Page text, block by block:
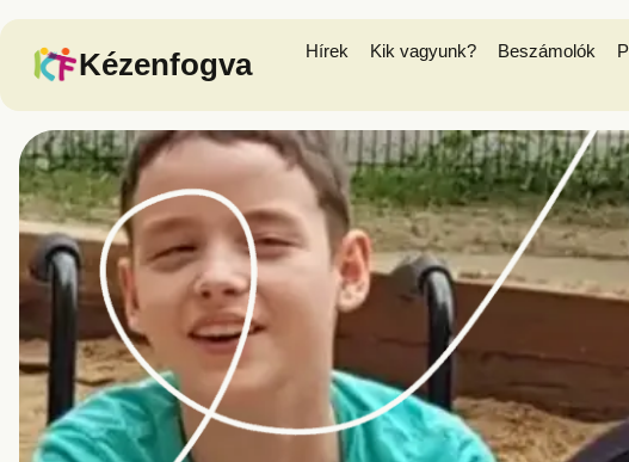
Kézenfogva Hírek Kik vagyunk? Beszámolók